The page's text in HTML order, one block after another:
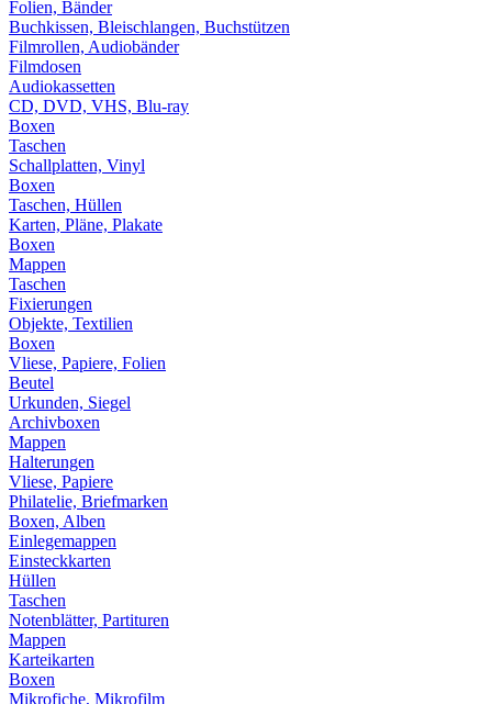
Folien, Bänder
Buchkissen, Bleischlangen, Buchstützen
Filmrollen, Audiobänder
Filmdosen
Audiokassetten
CD, DVD, VHS, Blu-ray
Boxen
Taschen
Schallplatten, Vinyl
Boxen
Taschen, Hüllen
Karten, Pläne, Plakate
Boxen
Mappen
Taschen
Fixierungen
Objekte, Textilien
Boxen
Vliese, Papiere, Folien
Beutel
Urkunden, Siegel
Archivboxen
Mappen
Halterungen
Vliese, Papiere
Philatelie, Briefmarken
Boxen, Alben
Einlegemappen
Einsteckkarten
Hüllen
Taschen
Notenblätter, Partituren
Mappen
Karteikarten
Boxen
Mikrofiche, Mikrofilm